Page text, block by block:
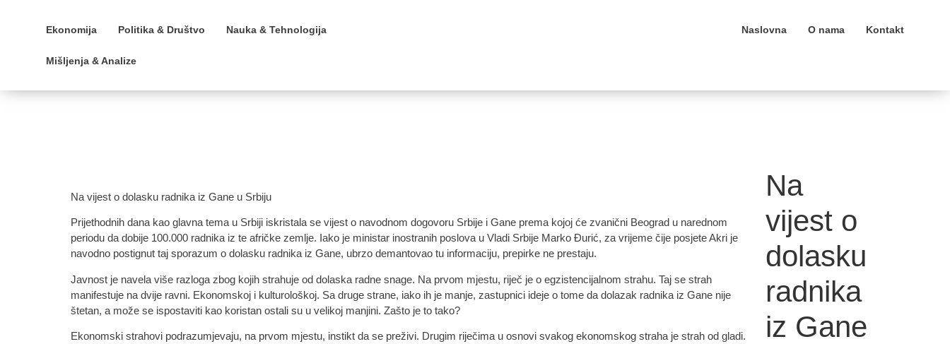
Ekonomija Politika & Društvo Nauka & Tehnologija
Mišljenja & Analize
Naslovna O nama Kontakt
Na vijest o dolasku radnika iz Gane u Srbiju
Prijethodnih dana kao glavna tema u Srbiji iskristala se vijest o navodnom dogovoru Srbije i Gane prema kojoj će zvanični Beograd u narednom
periodu da dobije 100.000 radnika iz te afričke zemlje. Iako je ministar inostranih poslova u Vladi Srbije Marko Đurić, za vrijeme čije posjete Akri je
navodno postignut taj sporazum o dolasku radnika iz Gane, ubrzo demantovao tu informaciju, prepirke ne prestaju.
Javnost je navela više razloga zbog kojih strahuje od dolaska radne snage. Na prvom mjestu, riječ je o egzistencijalnom strahu. Taj se strah
manifestuje na dvije ravni. Ekonomskoj i kulturološkoj. Sa druge strane, iako ih je manje, zastupnici ideje o tome da dolazak radnika iz Gane nije
štetan, a može se ispostaviti kao koristan ostali su u velikoj manjini. Zašto je to tako?
Ekonomski strahovi podrazumjevaju, na prvom mjestu, instikt da se preživi. Drugim riječima u osnovi svakog ekonomskog straha je strah od gladi.
Na
vijest o
dolasku
radnika
iz Gane